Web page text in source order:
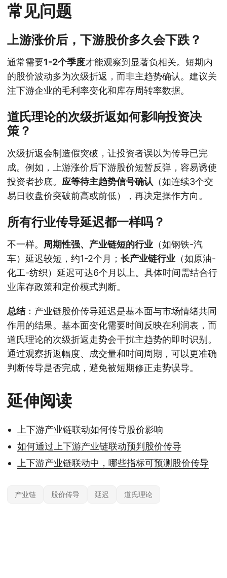
常见问题
上游涨价后，下游股价多久会下跌？
通常需要1-2个季度才能观察到显著负相关。短期内
的股价波动多为次级折返，而非主趋势确认。建议关
注下游企业的毛利率变化和库存周转率数据。
道氏理论的次级折返如何影响投资决
策？
次级折返会制造假突破，让投资者误以为传导已完
成。例如，上游涨价后下游股价短暂反弹，容易诱使
投资者抄底。 应等待主趋势信号确认 （如连续3个交
易日收盘价突破前高或前低），再决定操作方向。
所有行业传导延迟都一样吗？
不一样。 周期性强、产业链短的行业 （如钢铁-汽
车）延迟较短，约1-2个月； 长产业链行业 （如原油-
化工-纺织）延迟可达6个月以上。具体时间需结合行
业库存政策和定价模式判断。
总结：产业链股价传导延迟是基本面与市场情绪共同
作用的结果。基本面变化需要时间反映在利润表，而
道氏理论的次级折返走势会干扰主趋势的即时识别。
通过观察折返幅度、成交量和时间周期，可以更准确
判断传导是否完成，避免被短期修正走势误导。
延伸阅读
上下游产业链联动如何传导股价影响
如何通过上下游产业链联动预判股价传导
上下游产业链联动中，哪些指标可预测股价传导
产业链 股价传导 延迟 道氏理论